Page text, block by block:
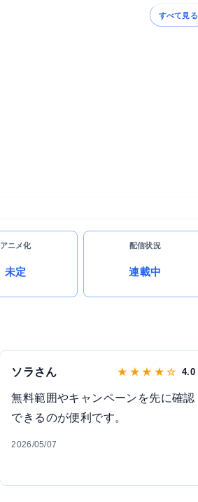
すべて見る
アニメ化
未定
配信状況
連載中
ソラさん ★ ★ ★ ★ ☆ 4.0
無料範囲やキャンペーンを先に確認
できるのが便利です。
2026/05/07